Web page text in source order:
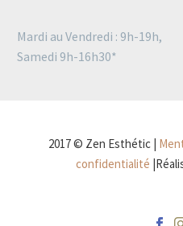
Mardi au Vendredi : 9h-19h,
Samedi 9h-16h30*
2017 © Zen Esthétic |
confidentialité